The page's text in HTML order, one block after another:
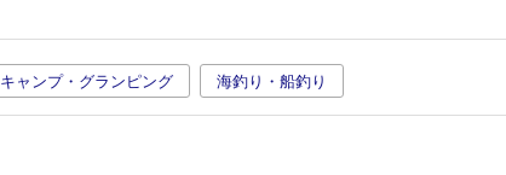
キャンプ・グランピング 海釣り・船釣り